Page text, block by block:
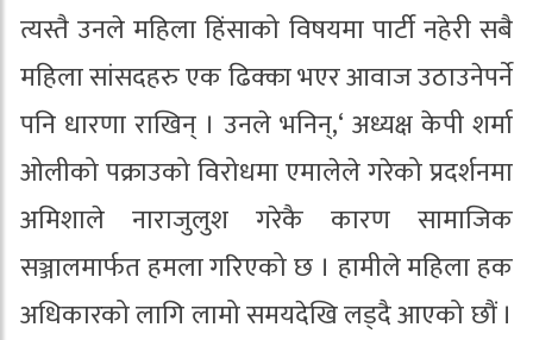
त्यस्तै उनले महिला हिंसाको विषयमा पार्टी नहेरी सबै
महिला सांसदहरु एक ढिक्का भएर आवाज उठाउनेपर्ने
पनि धारणा राखिन् । उनले भनिन्,‘ अध्यक्ष केपी शर्मा
ओलीको पक्राउको विरोधमा एमालेले गरेको प्रदर्शनमा
अमिशाले नाराजुलुश गरेकै कारण सामाजिक
सञ्जालमार्फत हमला गरिएको छ । हामीले महिला हक
अधिकारको लागि लामो समयदेखि लड्दै आएको छौं ।